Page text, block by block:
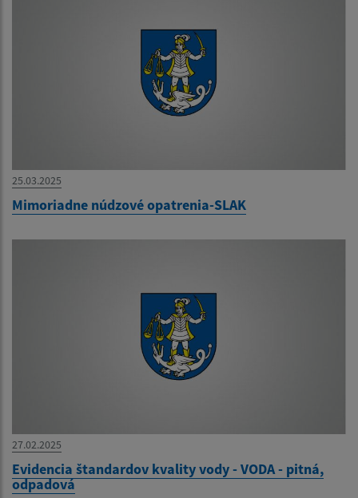
25.03.2025
Mimoriadne núdzové opatrenia-SLAK
27.02.2025
Evidencia štandardov kvality vody - VODA - pitná,
odpadová